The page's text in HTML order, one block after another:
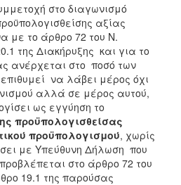
στο διαγωνισμό
αξίας
με το άρθρο 72 του Ν.
της Διακήρυξης και για το
ανέρχεται στο ποσό των
να λάβει μέρος όχι
αλλά σε μέρος αυτού,
ως εγγύηση το
προϋπολογισθείσας
προϋπολογισμού, χωρίς
με Υπεύθυνη Δήλωση που
στο άρθρο 72 του
19.1 της παρούσας